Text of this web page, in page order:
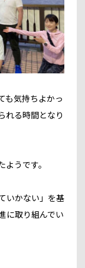
も気持ちよかっ
れる時間となり
うです。
いかない」を基
に取り組んでい